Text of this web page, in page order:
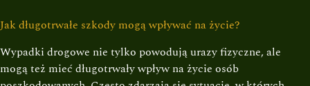
Jak długotrwałe szkody mogą wpływać na życie?
Wypadki drogowe nie tylko powodują urazy fizyczne, ale
mogą też mieć długotrwały wpływ na życie osób